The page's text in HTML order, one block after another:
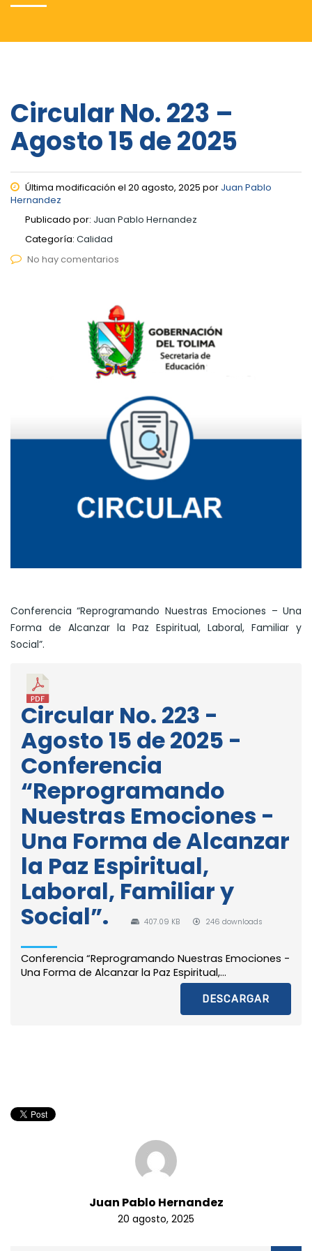
Circular No. 223 –
Agosto 15 de 2025
Última modificación el 20 agosto, 2025 por Juan Pablo
Hernandez
Publicado por: Juan Pablo Hernandez
Categoría: Calidad
No hay comentarios
Conferencia “Reprogramando Nuestras Emociones – Una
Forma de Alcanzar la Paz Espiritual, Laboral, Familiar y
Social”.
Circular No. 223 -
Agosto 15 de 2025 -
Conferencia
“Reprogramando
Nuestras Emociones -
Una Forma de Alcanzar
la Paz Espiritual,
Laboral, Familiar y
Social”.
407.09 KB 246 downloads
Conferencia “Reprogramando Nuestras Emociones -
Una Forma de Alcanzar la Paz Espiritual,...
DESCARGAR
Juan Pablo Hernandez
20 agosto, 2025